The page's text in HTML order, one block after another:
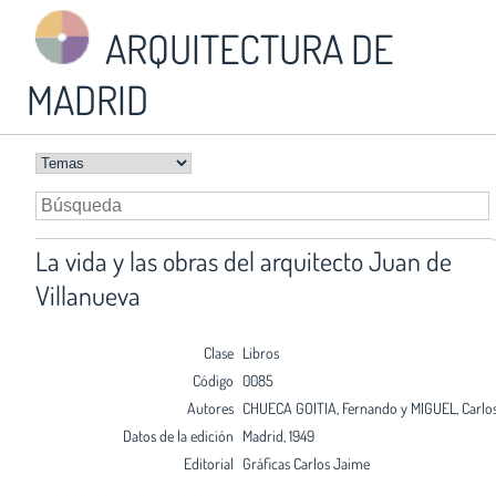
ARQUITECTURA DE
MADRID
La vida y las obras del arquitecto Juan de
Villanueva
Clase Libros
Código 0085
Autores CHUECA GOITIA, Fernando y MIGUEL,
Datos de la edición Madrid, 1949
Editorial Gráficas Carlos Jaime